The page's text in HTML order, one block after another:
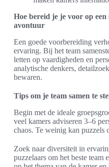
Hoe bereid je je voor op een
avontuur
Een goede voorbereiding
ervaring. Bij het team
letten op vaardigheden en
analytische denkers,
bewaren.
Tips om je team samen te
Begin met de ideale
veel kamers adviseren 3–6
chaos. Te weinig kan puzzels
Zoek naar diversiteit in
puzzelaars om het beste team